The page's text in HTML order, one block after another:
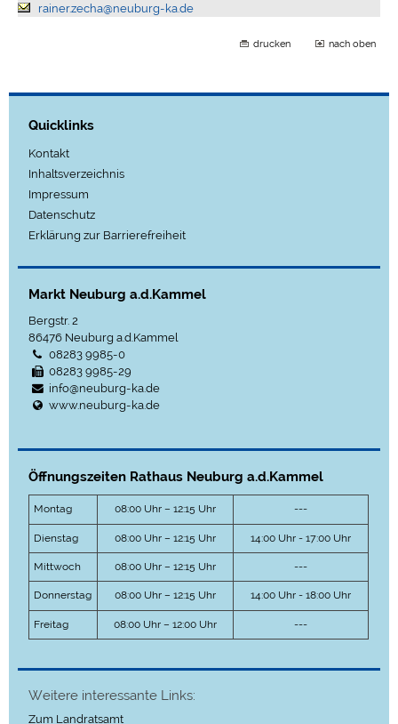
rainer.zecha@neuburg-ka.de
drucken nach oben
Quicklinks
Kontakt
Inhaltsverzeichnis
Impressum
Datenschutz
Erklärung zur Barrierefreiheit
Markt Neuburg a.d.Kammel
Bergstr. 2
86476 Neuburg a.d.Kammel
08283 9985-0
08283 9985-29
info@neuburg-ka.de
www.neuburg-ka.de
Öffnungszeiten Rathaus Neuburg a.d.Kammel
Montag 08:00 Uhr – 12:15 Uhr ---
Dienstag 08:00 Uhr – 12:15 Uhr 14:00 Uhr - 17:00 Uhr
Mittwoch 08:00 Uhr – 12:15 Uhr ---
Donnerstag 08:00 Uhr – 12:15 Uhr 14:00 Uhr - 18:00 Uhr
Freitag 08:00 Uhr – 12:00 Uhr ---
Weitere interessante Links:
Zum Landratsamt